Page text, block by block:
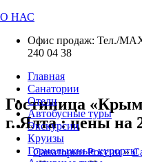
О НАС
Офис продаж: Тел./
240 04 38
Главная
Санатории
Отели
Автобусные туры
Экскурсии
Круизы
Горнолыжные курорты
Гостиница
г. Ялта : цены на
Санатории России»